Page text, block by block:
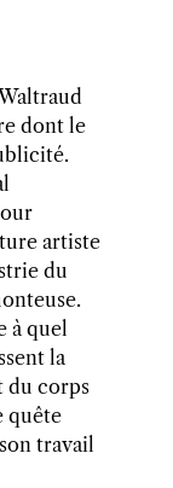
dont le
artiste
du
à quel
la
du corps
quête
travail